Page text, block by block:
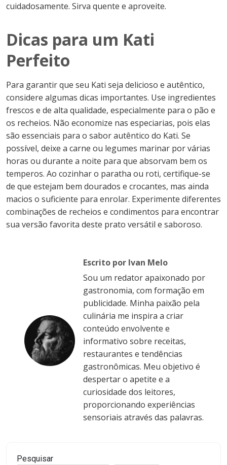
cuidadosamente. Sirva quente e aproveite.
Dicas para um Kati
Perfeito
Para garantir que seu Kati seja delicioso e autêntico,
considere algumas dicas importantes. Use ingredientes
frescos e de alta qualidade, especialmente para o pão e
os recheios. Não economize nas especiarias, pois elas
são essenciais para o sabor autêntico do Kati. Se
possível, deixe a carne ou legumes marinar por várias
horas ou durante a noite para que absorvam bem os
temperos. Ao cozinhar o paratha ou roti, certifique-se
de que estejam bem dourados e crocantes, mas ainda
macios o suficiente para enrolar. Experimente diferentes
combinações de recheios e condimentos para encontrar
sua versão favorita deste prato versátil e saboroso.
Escrito por Ivan Melo
Sou um redator apaixonado por
gastronomia, com formação em
publicidade. Minha paixão pela
culinária me inspira a criar
conteúdo envolvente e
informativo sobre receitas,
restaurantes e tendências
gastronômicas. Meu objetivo é
despertar o apetite e a
curiosidade dos leitores,
proporcionando experiências
sensoriais através das palavras.
Pesquisar